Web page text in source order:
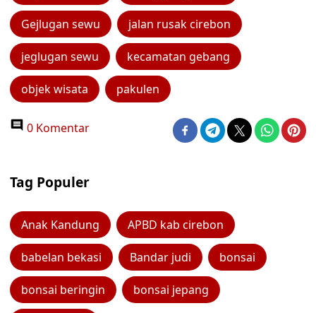
Gejlugan sewu jalan rusak cirebon
jeglugan sewu kecamatan gebang
objek wisata pakulen
0 Komentar
Tag Populer
Anak Kandung APBD kab cirebon
babelan bekasi Bandar judi bonsai
bonsai beringin bonsai jepang